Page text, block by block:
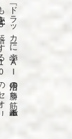
「ド
ラ
ッ
カ
ーに
学ぶ
A
I
活用の
勝ち
筋
中小企業で
も
売上を
5
倍に
す
る
1
0
の
セ
オ
リ
ー」
を